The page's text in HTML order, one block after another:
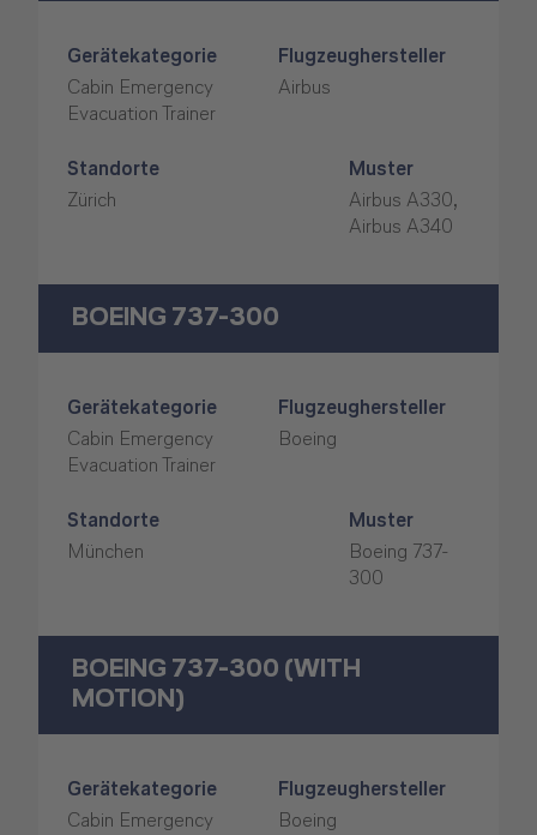
Gerätekategorie
Cabin Emergency
Evacuation Trainer
Flugzeughersteller
Airbus
Standorte
Zürich
Muster
Airbus A330,
Airbus A340
BOEING 737-300
Gerätekategorie
Cabin Emergency
Evacuation Trainer
Flugzeughersteller
Boeing
Standorte
München
Muster
Boeing 737-
300
BOEING 737-300 (WITH
MOTION)
Gerätekategorie
Cabin Emergency
Flugzeughersteller
Boeing